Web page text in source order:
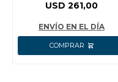
USD 261,00
ENVÍO EN EL DÍA